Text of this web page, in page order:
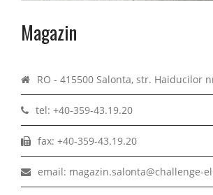
Magazin
RO - 415500 Salonta, str. Haiducilor
tel: +40-359-43.19.20
fax: +40-359-43.19.20
email: magazin.salonta@challenge-